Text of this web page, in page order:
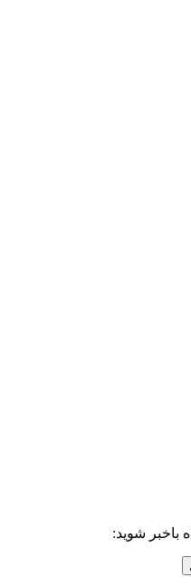
باخبر شوید: